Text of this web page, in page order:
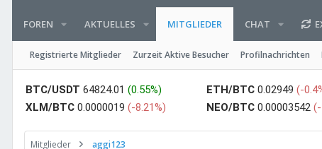
FOREN AKTUELLES MITGLIEDER CHAT
Registrierte Mitglieder Zurzeit Aktive Besucher Profilnachrichten
BTC/USDT 64824.01 (0.55%) ETH/BTC 0.02949(-
XLM/BTC 0.0000019 (-8.21%) NEO/BTC 0.00003542
Mitglieder aggi123